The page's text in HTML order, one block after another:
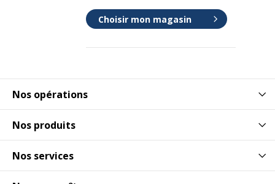
Nos opérations
Nos produits
Nos services
Choisir mon magasin